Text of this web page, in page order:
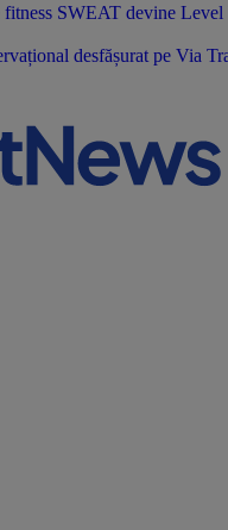
fitness SWEAT devine
desfășurat pe Via